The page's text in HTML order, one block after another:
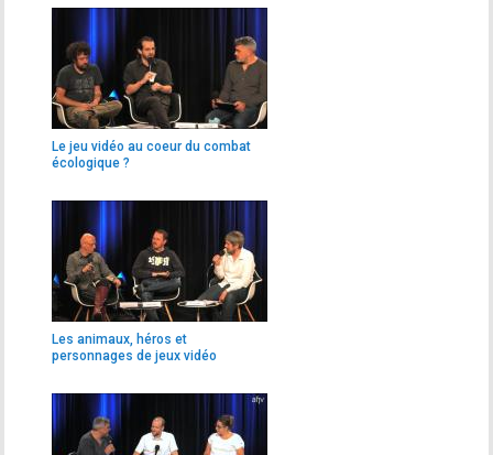
Le jeu vidéo au coeur du combat
écologique ?
Les animaux, héros et
personnages de jeux vidéo